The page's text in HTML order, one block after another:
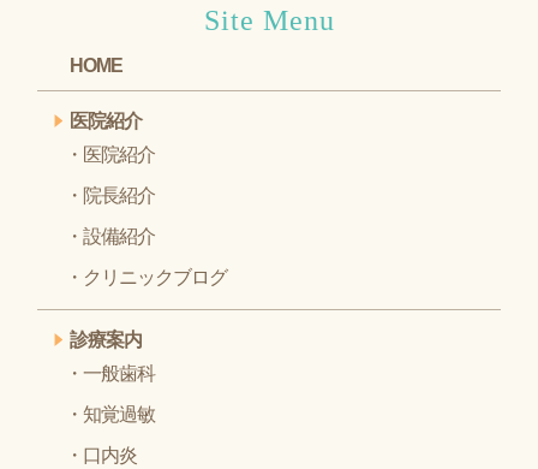
Site Menu
HOME
医院紹介
医院紹介
院長紹介
設備紹介
クリニックブログ
診療案内
一般歯科
知覚過敏
口内炎